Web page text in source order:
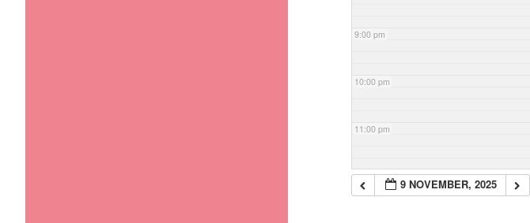
9:00 pm
10:00 pm
11:00 pm
9 NOVEMBER, 2025